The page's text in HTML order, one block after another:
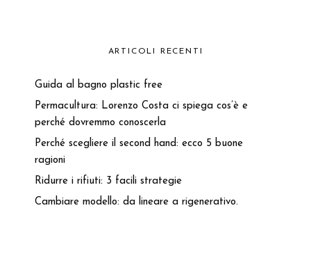
ARTICOLI RECENTI
Guida al bagno plastic free
Permacultura: Lorenzo Costa ci spiega cos’è e
perché dovremmo conoscerla
Perché scegliere il second hand: ecco 5 buone
ragioni
Ridurre i rifiuti: 3 facili strategie
Cambiare modello: da lineare a rigenerativo.